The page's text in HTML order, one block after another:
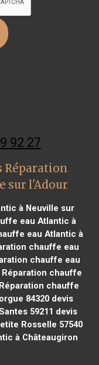
92 27
Réparation
sur l'Adour
à Neuville sur
eau Atlantic à
eau Atlantic à
chauffe eau
chauffe eau
chauffe
chauffe
84320devis
59211 devis
Rosselle 57540
à Châteaugiron